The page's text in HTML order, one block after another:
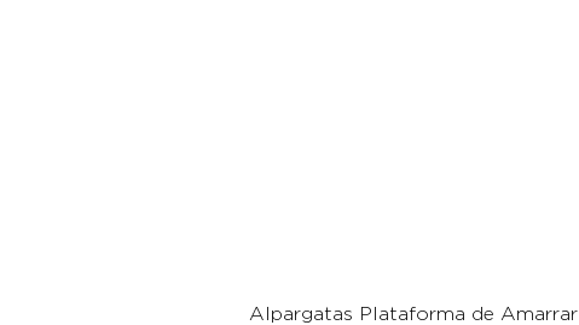
Alpargatas Plataforma de Amarrar